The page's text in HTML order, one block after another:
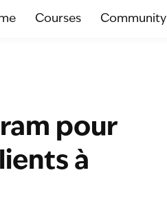
Courses Community
pour
à